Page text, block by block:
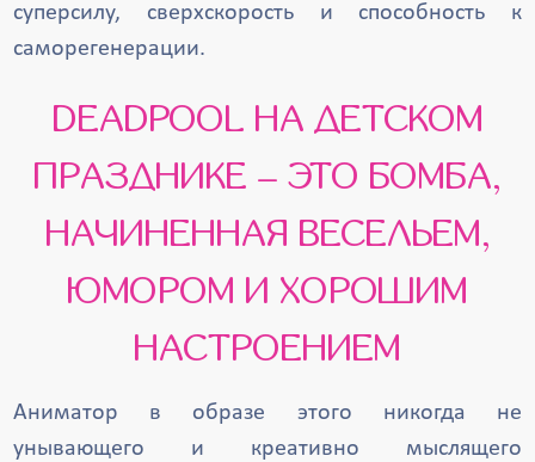
суперсилу, сверхскорость и способность к
саморегенерации.
DEADPOOL НА ДЕТСКОМ
ПРАЗДНИКЕ – ЭТО БОМБА,
НАЧИНЕННАЯ ВЕСЕЛЬЕМ,
ЮМОРОМ И ХОРОШИМ
НАСТРОЕНИЕМ
Аниматор в образе этого никогда не
унывающего и креативно мыслящего